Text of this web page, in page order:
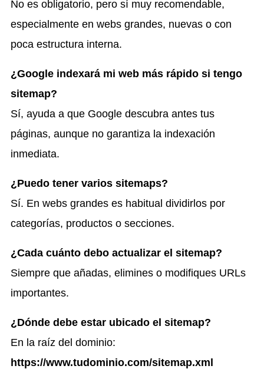
No es obligatorio, pero sí muy recomendable,
especialmente en webs grandes, nuevas o con
poca estructura interna.
¿Google indexará mi web más rápido si tengo
sitemap?
Sí, ayuda a que Google descubra antes tus
páginas, aunque no garantiza la indexación
inmediata.
¿Puedo tener varios sitemaps?
Sí. En webs grandes es habitual dividirlos por
categorías, productos o secciones.
¿Cada cuánto debo actualizar el sitemap?
Siempre que añadas, elimines o modifiques URLs
importantes.
¿Dónde debe estar ubicado el sitemap?
En la raíz del dominio:
https://www.tudominio.com/sitemap.xml